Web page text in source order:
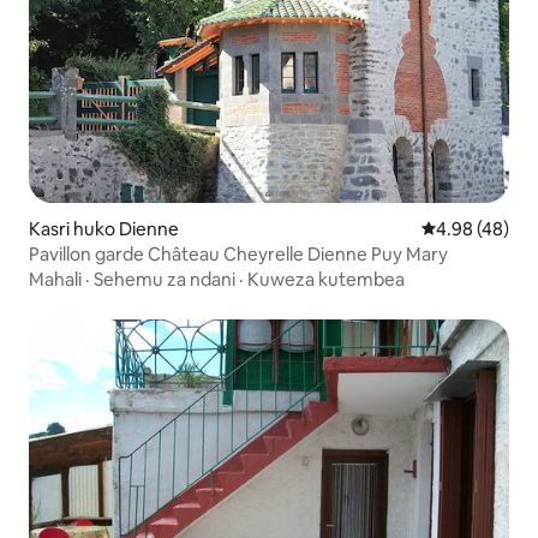
Kasri huko Dienne Ukadiriaji wa
4.98 (48)
Pavillon garde Château Cheyrelle Dienne Puy Mary
Mahali · Sehemu za ndani · Kuweza kutembea